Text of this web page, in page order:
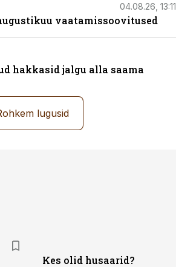
04.08.26, 13:11
vaatamissoovitused
hakkasid jalgu alla saama
lugusid
Kes olid husaarid?